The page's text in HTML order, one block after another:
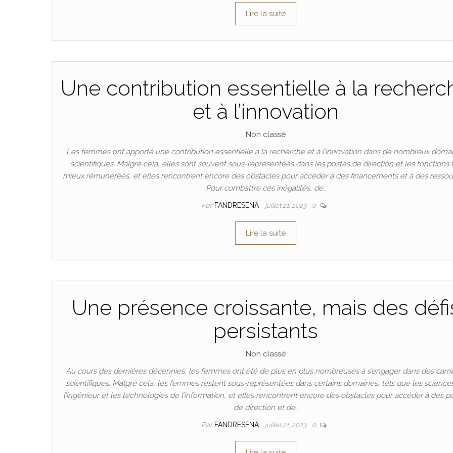
Lire la suite
Une contribution essentielle à la
et à l’innovation
Non classé
Les femmes ont apporté une contribution essentielle à la recherche et à l’innovation dans de nombreux
scientifiques. Malgré cela, elles sont souvent sous-représentées dans les postes de direction et les fonctions
mieux rémunérées, et elles rencontrent encore des obstacles pour accéder à des financements et à des
Pour combattre ces inégalités, de…
Par FANDRESENA juillet 21, 2023 0
Lire la suite
Une présence croissante, mais des
persistants
Non classé
Au cours des dernières décennies, les femmes ont été de plus en plus nombreuses à s’engager dans des
scientifiques. Malgré cela, les femmes restent sous-représentées dans certains domaines, tels que les
l’ingénieur et les technologies de l’information, et elles rencontrent encore des obstacles pour accéder à des
de direction et de…
Par FANDRESENA juillet 21, 2023 0